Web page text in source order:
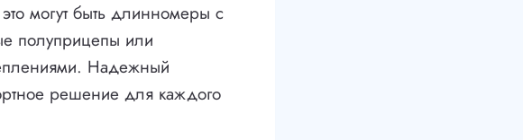
могут быть длинномеры с
полуприцепы или
Надежный
решение для каждого